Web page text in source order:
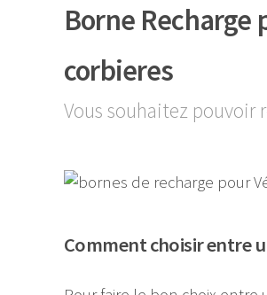
Borne
corbieres
Vous souhaitez pouvoir
Comment choisir entre